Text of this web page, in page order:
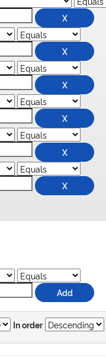
In order